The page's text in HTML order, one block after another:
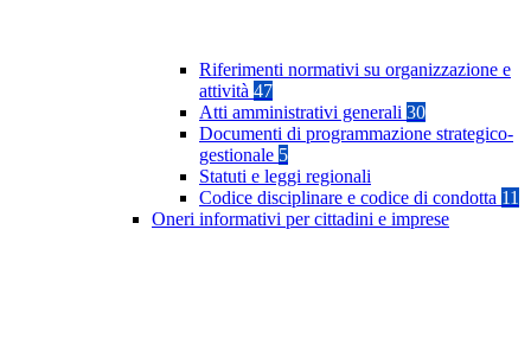
Riferimenti normativi su organizzazione e
attività 47
Atti amministrativi generali 30
Documenti di programmazione strategico-
gestionale 5
Statuti e leggi regionali
Codice disciplinare e codice di condotta 11
Oneri informativi per cittadini e imprese